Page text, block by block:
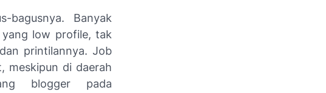
bagusnya. Banyak
low profile, tak
printilannya. Job
meskipun di daerah
blogger pada